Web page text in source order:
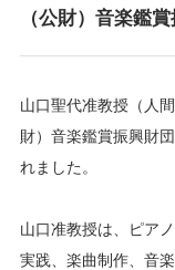
（公財）音楽鑑
山口聖代准教授（人
財）音楽鑑賞振興財
れました。
山口准教授は、ピア
実践、楽曲制作、音